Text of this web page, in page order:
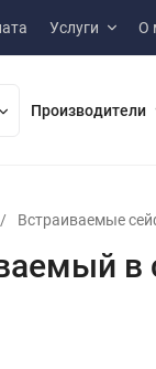
Услуги О
Производители
/ Встраиваемые
в